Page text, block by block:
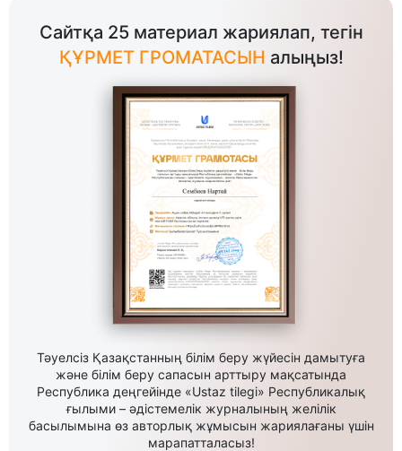
Сайтқа 25 материал жариялап, тегін
ҚҰРМЕТ ГРОМАТАСЫН алыңыз!
Тәуелсіз Қазақстанның білім беру жүйесін дамытуға
және білім беру сапасын арттыру мақсатында
Республика деңгейінде «Ustaz tilegi» Республикалық
ғылыми – әдістемелік журналының желілік
басылымына өз авторлық жұмысын жариялағаны үшін
марапатталасыз!